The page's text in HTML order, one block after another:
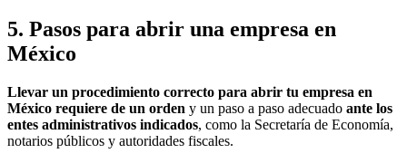
5. Pasos para abrir una empresa en
México
Llevar un procedimiento correcto para abrir tu empresa en
México requiere de un orden y un paso a paso adecuado ante los
entes administrativos indicados, como la Secretaría de Economía,
notarios públicos y autoridades fiscales.